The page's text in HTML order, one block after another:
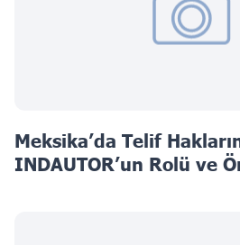
Meksika’da Telif
INDAUTOR’un Rolü ve